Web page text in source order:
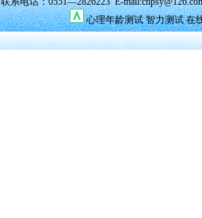
心理年龄测试 智力测试 在